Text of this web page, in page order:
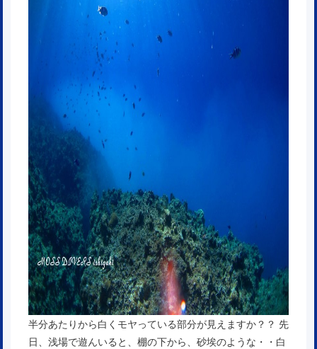
半分あたりから白くモヤっている部分が見えますか？？ 先
日、浅場で遊んいると、棚の下から、砂埃のような・・白